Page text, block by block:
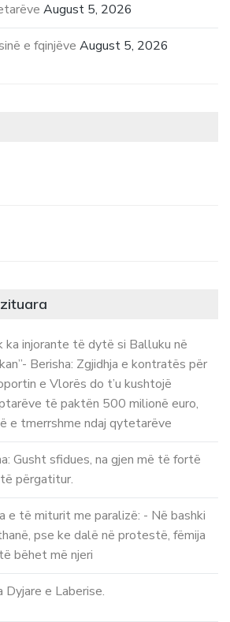
August 5, 2026
e fqinjëve August 5, 2026
ka injorante të dytë si Balluku në
Berisha: Zgjidhja e kontratës për
e Vlorës do t’u kushtojë
të paktën 500 milionë euro,
e tmerrshme ndaj qytetarëve
Gusht sfidues, na gjen më të fortë
përgatitur.
e të miturit me paralizë: - Në bashki
pse ke dalë në protestë, fëmija
bëhet më njeri
Dyjare e Laberise.